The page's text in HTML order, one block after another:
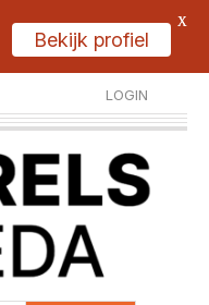
LOGIN
REGISTREER
Bekijk profiel
X